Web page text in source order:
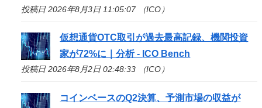
投稿日 2026年8月3日 11:05:07 （ICO）
仮想通貨OTC取引が過去最高記録、機関投資
家が72%に｜分析 - ICO Bench
投稿日 2026年8月2日 02:48:33 （ICO）
コインベースのQ2決算、予測市場の収益が